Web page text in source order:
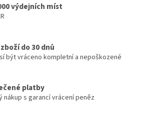
výdejních míst
do 30 dnů
být vráceno kompletní a nepoškozené
platby
nákup s garancí vrácení peněz